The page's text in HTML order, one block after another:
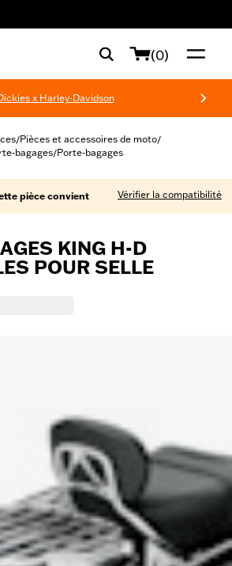
(0)
x Harley-Davidson
/Pièces et accessoires de moto/
bagages/Porte-bagages
pièce convient Vérifier la compatibilité
KING H-D
POUR SELLE